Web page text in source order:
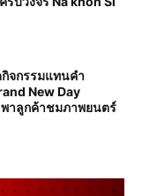
กิจกรรมแทนคำ
New Day
าลูกค้าชมภาพยนตร์
. . . . . . . . . .